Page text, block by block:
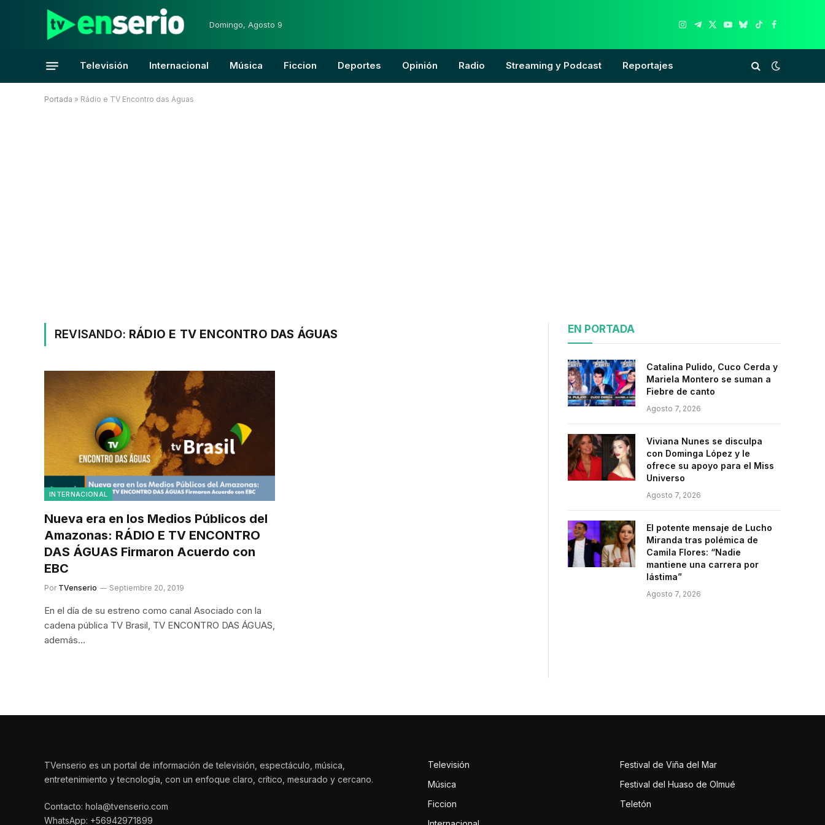
Domingo, Agosto 9
Instagram
Telegram
X
YouTube
Bluesky
TikTokFacebook
Televisión Internacional Música Ficcion Deportes Opinión Radio Streaming y Podcast Reportajes
Portada » Rádio e TV Encontro das Águas
REVISANDO: RÁDIO E TV ENCONTRO DAS ÁGUAS
INTERNACIONAL
Nueva era en los Medios Públicos del
Amazonas: RÁDIO E TV ENCONTRO
DAS ÁGUAS Firmaron Acuerdo con
EBC
Por TVenserio Septiembre 20, 2019
En el día de su estreno como canal Asociado con la
cadena pública TV Brasil, TV ENCONTRO DAS ÁGUAS,
además…
EN PORTADA
Catalina Pulido, Cuco Cerda y
Mariela Montero se suman a
Fiebre de canto
Agosto 7, 2026
Viviana Nunes se disculpa
con Dominga López y le
ofrece su apoyo para el Miss
Universo
Agosto 7, 2026
El potente mensaje de Lucho
Miranda tras polémica de
Camila Flores: “Nadie
mantiene una carrera por
lástima”
Agosto 7, 2026
TVenserio es un portal de información de televisión, espectáculo, música,
entretenimiento y tecnología, con un enfoque claro, crítico, mesurado y cercano.
Contacto: hola@tvenserio.com
WhatsApp: +56942971899
Televisión
Música
Ficcion
Festival de Viña del Mar
Festival del Huaso de Olmué
Teletón